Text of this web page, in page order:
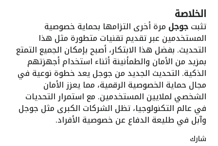
الخلاصة
تثبتجوجل مرة أخرى التزامها بحماية خصوصية
المستخدمين عبر تقديم تقنيات متطورة مثل هذا
التحديث. بفضل هذا الابتكار، أصبح بإمكان الجميع التمتع
بمزيد من الأمان والطمأنينة أثناء استخدام أجهزتهم
الذكية. التحديث الجديد من جوجل يعد خطوة نوعية في
مجال حماية الخصوصية الرقمية، مما يعزز الأمان
الشخصي لملايين المستخدمين. مع استمرار التحديات
في عالم التكنولوجيا، تظل الشركات الكبرى مثل جوجل
وآبل في طليعة الدفاع عن خصوصية الأفراد.
شارك